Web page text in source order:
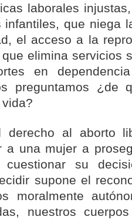
laborales
infantiles, que niega
el acceso a la
elimina servicios
en
preguntamos ¿de
derecho al aborto
a una mujer a
cuestionar su
supone el
moralmente
nuestros